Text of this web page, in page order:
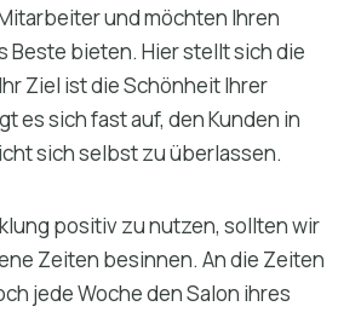
und möchten Ihren
Beste bieten. Hier stellt sich die
Ziel ist die Schönheit Ihrer
es sich fast auf, den Kunden in
sich selbst zu überlassen.
positiv zu nutzen, sollten wir
Zeiten besinnen. An die Zeiten
jede Woche den Salon ihres